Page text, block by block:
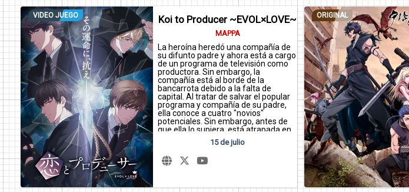
VIDEO JUEGO Koi to Producer ~EVOL×LOVE~
MAPPA
La heroína heredó una compañía de
su difunto padre y ahora está a cargo
de un programa de televisión como
productora. Sin embargo, la
compañía está al borde de la
bancarrota debido a la falta de
capital. Al tratar de salvar el popular
programa y compañía de su padre,
ella conoce a cuatro "novios"
potenciales. Sin embargo, antes de
que ella lo supiera, está atrapada en
una gran conspiración sobre poderes
especiales conocidos como "Evol".
15 de julio
ORIGINAL